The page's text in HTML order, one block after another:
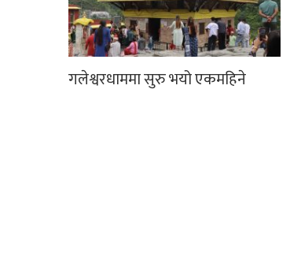
गलेश्वरधाममा सुरु भयो एकमहिने